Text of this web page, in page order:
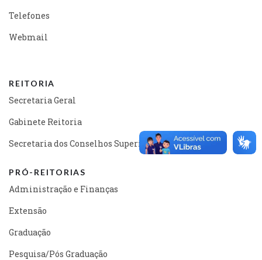
Telefones
Webmail
REITORIA
Secretaria Geral
Gabinete Reitoria
Secretaria dos Conselhos Superiores
PRÓ-REITORIAS
Administração e Finanças
Extensão
Graduação
Pesquisa/Pós Graduação